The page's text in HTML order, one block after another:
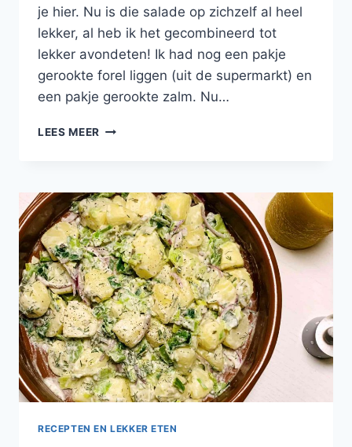
je hier. Nu is die salade op zichzelf al heel
lekker, al heb ik het gecombineerd tot
lekker avondeten! Ik had nog een pakje
gerookte forel liggen (uit de supermarkt) en
een pakje gerookte zalm. Nu…
LEES MEER AARDAPPELSALADE
FOREL
EN
LITTLE
GEM
RECEPTEN EN LEKKER ETEN